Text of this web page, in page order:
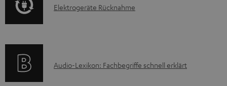
A
r
i
E
t
Elektrogeräte Rücknahme
A
Audio-Lexikon: Fachbegriffe schnell erklärt